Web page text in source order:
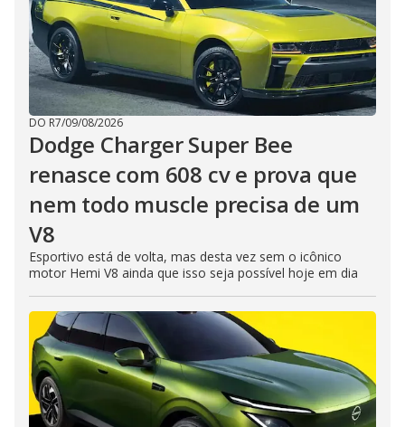
DO R7/09/08/2026
Dodge Charger Super Bee
renasce com 608 cv e prova que
nem todo muscle precisa de um
V8
Esportivo está de volta, mas desta vez sem o icônico
motor Hemi V8 ainda que isso seja possível hoje em dia